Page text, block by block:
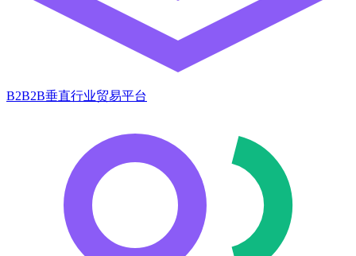
B2B2B垂直行业贸易平台